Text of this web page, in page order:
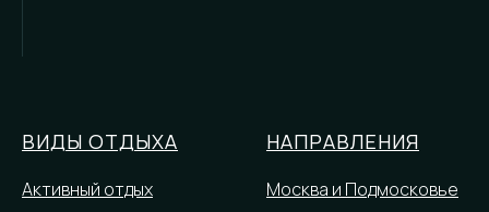
ВИДЫ ОТДЫХА
Активный отдых
НАПРАВЛЕНИЯ
Москва и Подмосковье